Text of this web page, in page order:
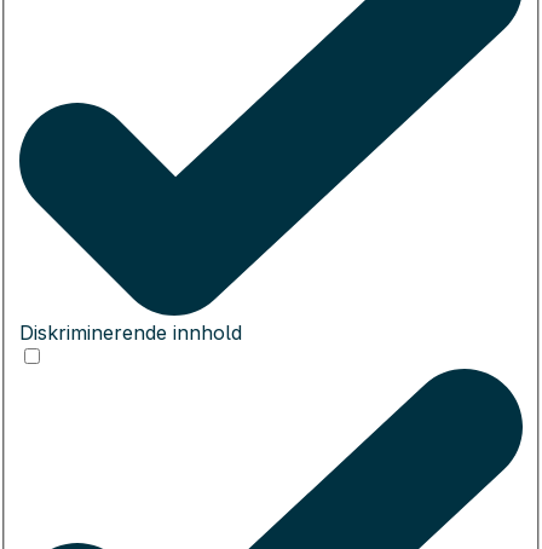
Diskriminerende innhold